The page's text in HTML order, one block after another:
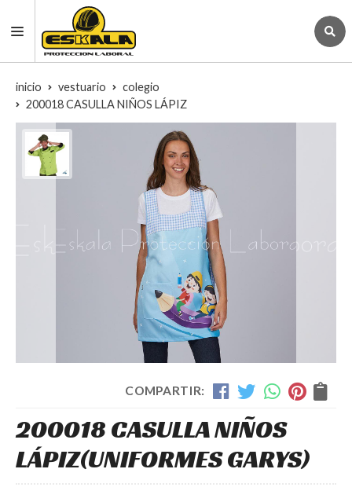
inicio vestuario
colegio
200018 CASULLA NIÑOS LÁPIZ
COMPARTIR:
200018 CASULLA NIÑOS
LÁPIZ(UNIFORMES GARYS)